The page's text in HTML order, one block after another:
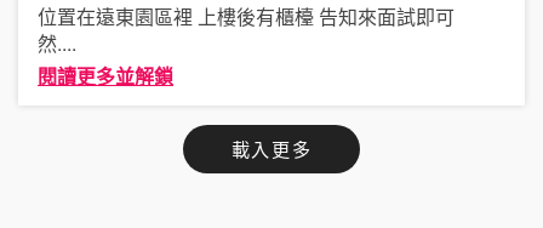
位置在遠東園區裡 上樓後有櫃檯 告知來面試即可
然....
閱讀更多並解鎖
載入更多